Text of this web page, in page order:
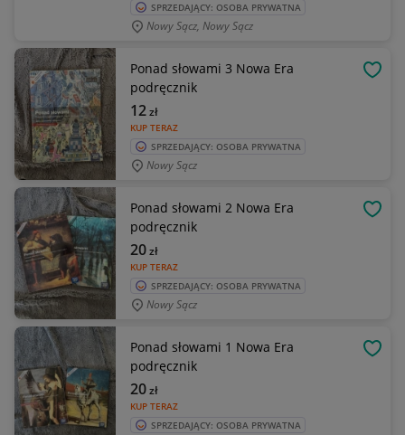
SPRZEDAJĄCY: OSOBA PRYWATNA
Nowy Sącz, Nowy Sącz
Ponad słowami 3 Nowa Era
podręcznik
KUP TERAZ
12zł
SPRZEDAJĄCY: OSOBA PRYWATNA
Nowy Sącz
Ponad słowami 2 Nowa Era
podręcznik
KUP TERAZ
20zł
SPRZEDAJĄCY: OSOBA PRYWATNA
Nowy Sącz
Ponad słowami 1 Nowa Era
podręcznik
KUP TERAZ
20zł
SPRZEDAJĄCY: OSOBA PRYWATNA